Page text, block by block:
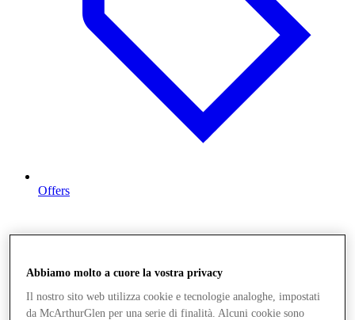
Offers
Abbiamo molto a cuore la vostra privacy
Il nostro sito web utilizza cookie e tecnologie analoghe, impostati
da McArthurGlen per una serie di finalità. Alcuni cookie sono